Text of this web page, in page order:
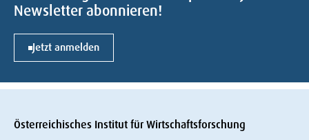
Newsletter abonnieren!
Jetzt anmelden
Österreichisches Institut für Wirtschaftsforschung